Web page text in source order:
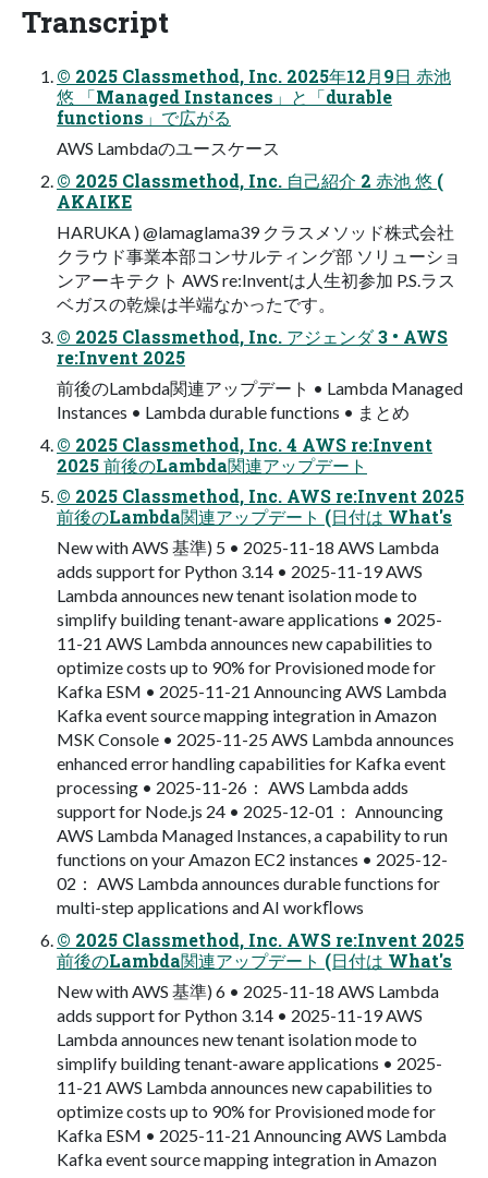
Transcript
© 2025 Classmethod, Inc. 2025年12⽉9⽇ ⾚池
悠 「Managed Instances」と「durable
functions」で広がる
AWS Lambdaのユースケース
© 2025 Classmethod, Inc. ⾃⼰紹介 2 赤池 悠 (
AKAIKE
HARUKA ) @lamaglama39 クラスメソッド株式会社
クラウド事業本部コンサルティング部 ソリューショ
ンアーキテクト AWS re:Inventは人生初参加 P.S.ラス
ベガスの乾燥は半端なかったです。
© 2025 Classmethod, Inc. アジェンダ 3 • AWS
re:Invent 2025
前後のLambda関連アップデート • Lambda Managed
Instances • Lambda durable functions • まとめ
© 2025 Classmethod, Inc. 4 AWS re:Invent
2025 前後のLambda関連アップデート
© 2025 Classmethod, Inc. AWS re:Invent 2025
前後のLambda関連アップデート (⽇付は What's
New with AWS 基準) 5 • 2025-11-18 AWS Lambda
adds support for Python 3.14 • 2025-11-19 AWS
Lambda announces new tenant isolation mode to
simplify building tenant-aware applications • 2025-
11-21 AWS Lambda announces new capabilities to
optimize costs up to 90% for Provisioned mode for
Kafka ESM • 2025-11-21 Announcing AWS Lambda
Kafka event source mapping integration in Amazon
MSK Console • 2025-11-25 AWS Lambda announces
enhanced error handling capabilities for Kafka event
processing • 2025-11-26： AWS Lambda adds
support for Node.js 24 • 2025-12-01： Announcing
AWS Lambda Managed Instances, a capability to run
functions on your Amazon EC2 instances • 2025-12-
02： AWS Lambda announces durable functions for
multi-step applications and AI workﬂows
© 2025 Classmethod, Inc. AWS re:Invent 2025
前後のLambda関連アップデート (⽇付は What's
New with AWS 基準) 6 • 2025-11-18 AWS Lambda
adds support for Python 3.14 • 2025-11-19 AWS
Lambda announces new tenant isolation mode to
simplify building tenant-aware applications • 2025-
11-21 AWS Lambda announces new capabilities to
optimize costs up to 90% for Provisioned mode for
Kafka ESM • 2025-11-21 Announcing AWS Lambda
Kafka event source mapping integration in Amazon